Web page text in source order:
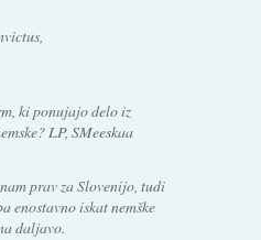
ki ponujajo delo iz
LP, SMeeskaa
prav za Slovenijo, tudi
enostavno iskat nemške
daljavo.